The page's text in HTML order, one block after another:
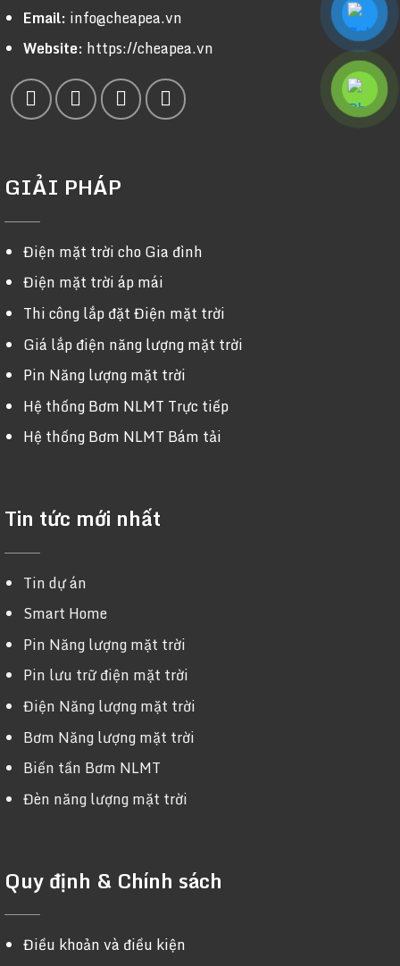
Email: info@cheapea.vn
Website: https://cheapea.vn
GIẢI PHÁP
Điện mặt trời cho Gia đình
Điện mặt trời áp mái
Thi công lắp đặt Điện mặt trời
Giá lắp điện năng lượng mặt trời
Pin Năng lượng mặt trời
Hệ thống Bơm NLMT Trực tiếp
Hệ thống Bơm NLMT Bám tải
Tin tức mới nhất
Tin dự án
Smart Home
Pin Năng lượng mặt trời
Pin lưu trữ điện mặt trời
Điện Năng lượng mặt trời
Bơm Năng lượng mặt trời
Biến tần Bơm NLMT
Đèn năng lượng mặt trời
Quy định & Chính sách
Điều khoản và điều kiện